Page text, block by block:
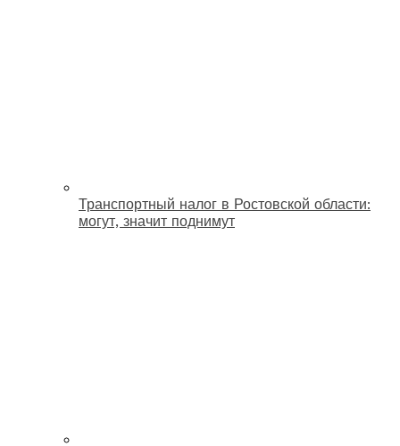
Транспортный налог в Ростовской области:
могут, значит поднимут